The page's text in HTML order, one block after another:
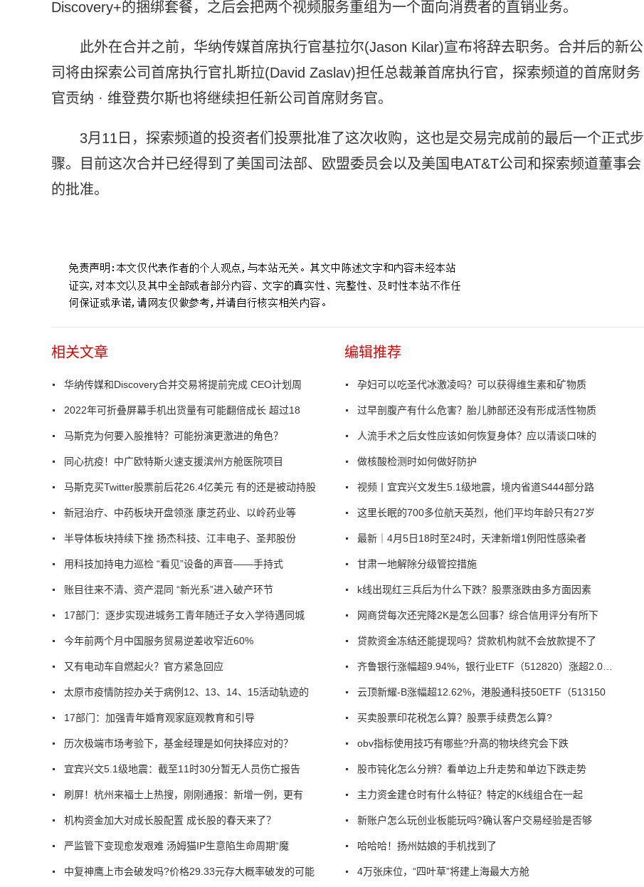
Discovery+的捆绑套餐，之后会把两个视频服务重组为一个面向消费者的直销业务。
此外在合并之前，华纳传媒首席执行官基拉尔(Jason Kilar)宣布将辞去职务。合并后的新公
司将由探索公司首席执行官扎斯拉(David Zaslav)担任总裁兼首席执行官，探索频道的首席财务
官贡纳 · 维登费尔斯也将继续担任新公司首席财务官。
3月11日，探索频道的投资者们投票批准了这次收购，这也是交易完成前的最后一个正式步
骤。目前这次合并已经得到了美国司法部、欧盟委员会以及美国电AT&T公司和探索频道董事会
的批准。
相关文章
华纳传媒和Discovery合并交易将提前完成 CEO计划周
2022年可折叠屏幕手机出货量有可能翻倍成长 超过18
马斯克为何要入股推特？可能扮演更激进的角色？
同心抗疫！中广欧特斯火速支援滨州方舱医院项目
马斯克买Twitter股票前后花26.4亿美元 有的还是被动持股
新冠治疗、中药板块开盘领涨 康芝药业、以岭药业等
半导体板块持续下挫 扬杰科技、江丰电子、圣邦股份
用科技加持电力巡检 “看见”设备的声音——手持式
账目往来不清、资产混同 “新光系”进入破产环节
17部门：逐步实现进城务工青年随迁子女入学待遇同城
今年前两个月中国服务贸易逆差收窄近60%
又有电动车自燃起火？官方紧急回应
太原市疫情防控办关于病例12、13、14、15活动轨迹的
17部门：加强青年婚育观家庭观教育和引导
历次极端市场考验下，基金经理是如何抉择应对的？
宜宾兴文5.1级地震：截至11时30分暂无人员伤亡报告
刷屏！杭州来福士上热搜，刚刚通报：新增一例，更有
机构资金加大对成长股配置 成长股的春天来了？
严监管下变现愈发艰难 汤姆猫IP生意陷生命周期“魔
中复神鹰上市会破发吗?价格29.33元存大概率破发的可能
编辑推荐
孕妇可以吃圣代冰激凌吗？可以获得维生素和矿物质
过早剖腹产有什么危害？胎儿肺部还没有形成活性物质
人流手术之后女性应该如何恢复身体？应以清谈口味的
做核酸检测时如何做好防护
视频丨宜宾兴文发生5.1级地震，境内省道S444部分路
这里长眠的700多位航天英烈，他们平均年龄只有27岁
最新｜4月5日18时至24时，天津新增1例阳性感染者
甘肃一地解除分级管控措施
k线出现红三兵后为什么下跌？股票涨跌由多方面因素
网商贷每次还完降2K是怎么回事？综合信用评分有所下
贷款资金冻结还能提现吗？贷款机构就不会放款提不了
齐鲁银行涨幅超9.94%，银行业ETF（512820）涨超2.01%
云顶新耀-B涨幅超12.62%，港股通科技50ETF（513150
买卖股票印花税怎么算？股票手续费怎么算?
obv指标使用技巧有哪些?升高的物块终究会下跌
股市钝化怎么分辨？看单边上升走势和单边下跌走势
主力资金建仓时有什么特征？特定的K线组合在一起
新账户怎么玩创业板能玩吗?确认客户交易经验是否够
哈哈哈！扬州姑娘的手机找到了
4万张床位，“四叶草”将建上海最大方舱